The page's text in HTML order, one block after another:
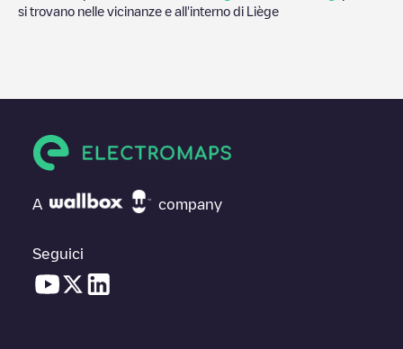
si trovano nelle vicinanze e all'interno di Liège
A company
Seguici